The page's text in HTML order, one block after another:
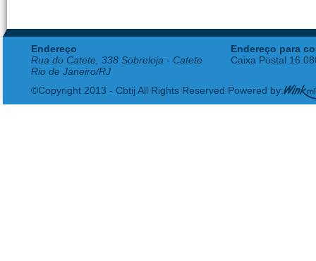
Endereço
Rua do Catete, 338 Sobreloja - Catete
Rio de Janeiro/RJ
Endereço para
Caixa Postal
©Copyright 2013 - Cbtij All Rights Reserved Powered by: